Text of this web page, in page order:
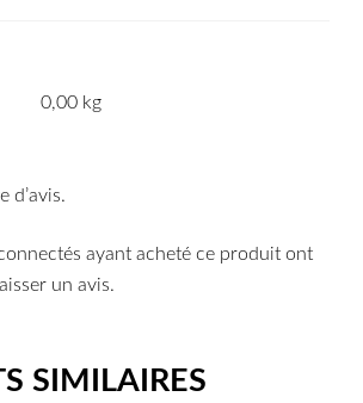
0,00 kg
d’avis.
ayant acheté ce produit ont
un avis.
SIMILAIRES